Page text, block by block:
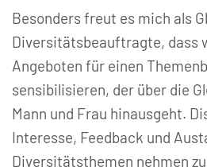
Besonders freut es mich als
Diversitätsbeauftragte, dass
Angeboten für einen
sensibilisieren, der über die
Mann und Frau hinausgeht.
Interesse, Feedback und
Diversitätsthemen nehmen